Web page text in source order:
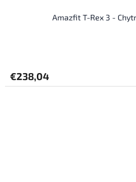
Amazfit T-Rex 3 -
€238,04